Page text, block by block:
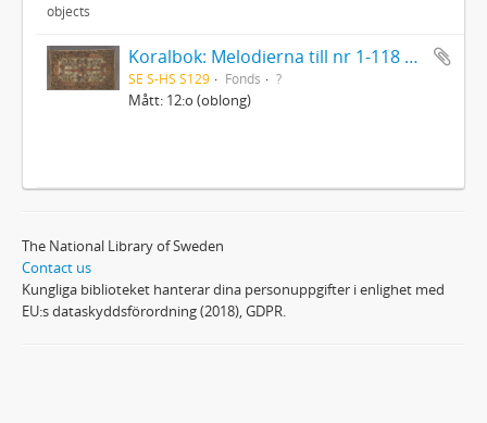
objects
Koralbok: Melodierna till nr 1-118 uti Gamla Psalmboken, enstämmigt satta
SE S-HS S129 Fonds ?
Mått: 12:o (oblong)
The National Library of Sweden
Contact us
Kungliga biblioteket hanterar dina personuppgifter i enlighet med
EU:s dataskyddsförordning (2018), GDPR.